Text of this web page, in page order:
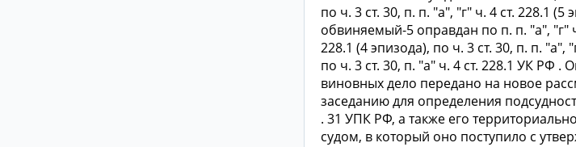
по ч. 3 ст. 30, п. п. "а", "г" ч. 4 ст. 228.1
обвиняемый-5 оправдан по п. п. "а", "г"
228.1 (4 эпизода), по ч. 3 ст. 30, п. п.
по ч. 3 ст. 30, п. "а" ч. 4 ст. 228.1 УК РФ
виновных дело передано на новое
заседанию для определения
. 31 УПК РФ, а также его
судом, в который оно поступило с